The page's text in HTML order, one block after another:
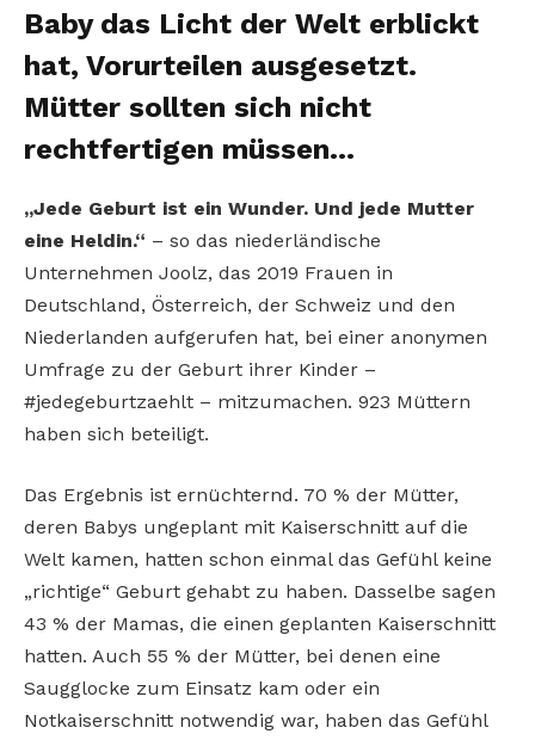
Baby das Licht der Welt erblickt
hat, Vorurteilen ausgesetzt.
Mütter sollten sich nicht
rechtfertigen müssen…
„Jede Geburt ist ein Wunder. Und jede Mutter
eine Heldin.“ – so das niederländische
Unternehmen Joolz, das 2019 Frauen in
Deutschland, Österreich, der Schweiz und den
Niederlanden aufgerufen hat, bei einer anonymen
Umfrage zu der Geburt ihrer Kinder –
#jedegeburtzaehlt – mitzumachen. 923 Müttern
haben sich beteiligt.
Das Ergebnis ist ernüchternd. 70 % der Mütter,
deren Babys ungeplant mit Kaiserschnitt auf die
Welt kamen, hatten schon einmal das Gefühl keine
„richtige“ Geburt gehabt zu haben. Dasselbe sagen
43 % der Mamas, die einen geplanten Kaiserschnitt
hatten. Auch 55 % der Mütter, bei denen eine
Saugglocke zum Einsatz kam oder ein
Notkaiserschnitt notwendig war, haben das Gefühl